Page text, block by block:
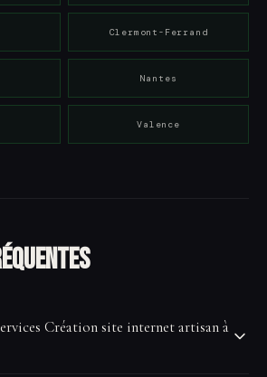
Clermont-Ferrand
Nantes
Valence
Création site internet artisan à